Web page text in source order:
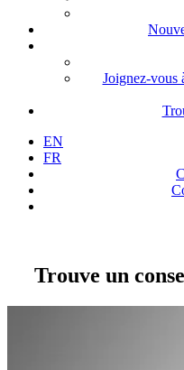
Joignez-vous
EN
FR
Trouve un